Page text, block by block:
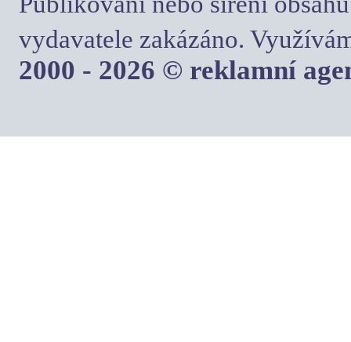
vydavatele zakázáno.
2000 - 2026 © reklamní